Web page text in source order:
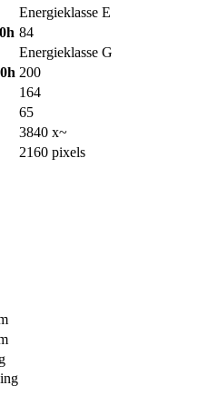
Energieklasse E
84
Energieklasse G
200
164
65
3840 x~
2160 pixels